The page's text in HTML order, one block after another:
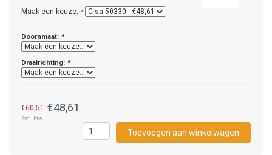
Maak een keuze: *
Doornmaat: *
Draairichting: *
€60,51 €48,61
Excl. btw
Toevoegen aan winkelwagen